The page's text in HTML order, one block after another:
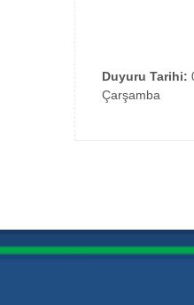
Duyuru Tarihi:
Çarşamba